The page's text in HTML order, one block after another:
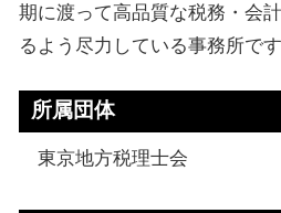
期に渡って高品質な税務・会
るよう尽力している事務所です
所属団体
東京地方税理士会